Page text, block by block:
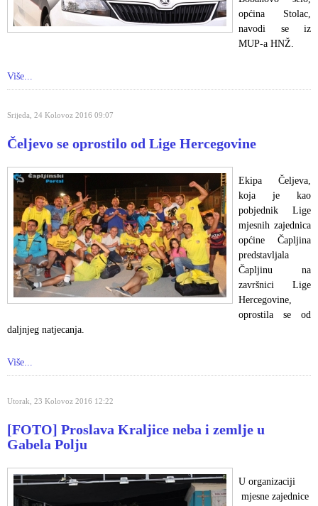
općina Stolac,
navodi se iz
MUP-a HNŽ.
Više...
Srijeda, 24 Kolovoz 2016 09:07
Čeljevo se oprostilo od Lige Hercegovine
Ekipa Čeljeva,
koja je kao
pobjednik Lige
mjesnih zajednica
općine Čapljina
predstavljala
Čapljinu na
završnici Lige
Hercegovine,
oprostila se od
daljnjeg natjecanja.
Više...
Utorak, 23 Kolovoz 2016 12:22
[FOTO] Proslava Kraljice neba i zemlje u
Gabela Polju
U organizaciji
mjesne zajednice